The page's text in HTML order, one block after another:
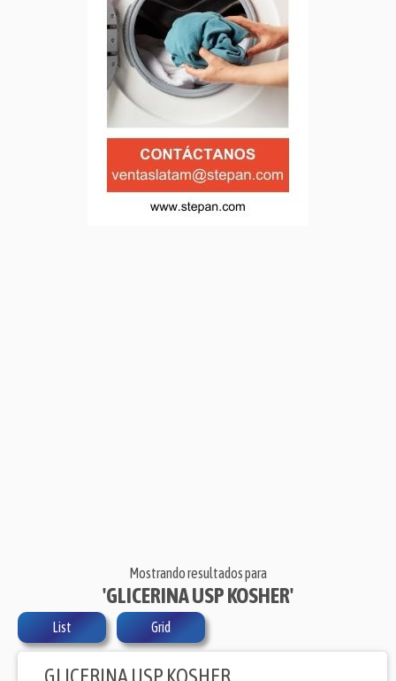
Mostrando resultados para
'GLICERINA USP KOSHER'
List Grid